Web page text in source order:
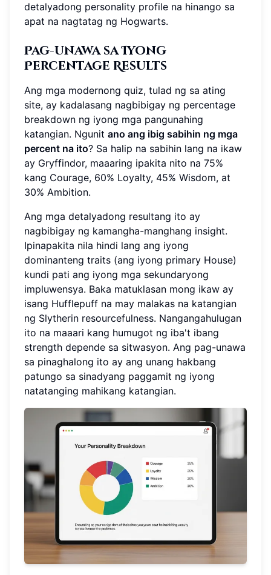
detalyadong personality profile na hinango sa
apat na nagtatag ng Hogwarts.
Pag-unawa sa Iyong
Percentage Results
Ang mga modernong quiz, tulad ng sa ating
site, ay kadalasang nagbibigay ng percentage
breakdown ng iyong mga pangunahing
katangian. Ngunit ano ang ibig sabihin ng mga
percent na ito? Sa halip na sabihin lang na ikaw
ay Gryffindor, maaaring ipakita nito na 75%
kang Courage, 60% Loyalty, 45% Wisdom, at
30% Ambition.
Ang mga detalyadong resultang ito ay
nagbibigay ng kamangha-manghang insight.
Ipinapakita nila hindi lang ang iyong
dominanteng traits (ang iyong primary House)
kundi pati ang iyong mga sekundaryong
impluwensya. Baka matuklasan mong ikaw ay
isang Hufflepuff na may malakas na katangian
ng Slytherin resourcefulness. Nangangahulugan
ito na maaari kang humugot ng iba't ibang
strength depende sa sitwasyon. Ang pag-unawa
sa pinaghalong ito ay ang unang hakbang
patungo sa sinadyang paggamit ng iyong
natatanging mahikang katangian.